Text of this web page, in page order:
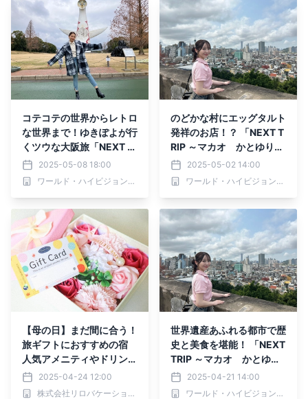
放送！
コテコテの世界からレトロ
な世界まで！ゆきぽよが行
くツウな大阪旅「NEXT T
RIP ～大阪 レトロに出会う
旅 前編/後編～」5月9日
(金)夕方6時00分からBS1
2025-05-08 18:00
ワールド・ハイビジョン・チャンネル株式会社
のどかな村にエッグタルト
発祥のお店！？ 「NEXT T
RIP ～マカオ かとゆりの
満腹さんぽ 後編～」 5月
4日(日)夕方6時30分から
BS12で放送！
2025-05-02 14:00
ワールド・ハイビジョン・チャンネル株式会社
【母の日】まだ間に合う！
旅ギフトにおすすめの宿
人気アメニティやドリンク
飲み放題付きプランも
2025-04-24 12:00
株式会社リロバケーションズ
世界遺産あふれる都市で歴
史と美食を堪能！ 「NEXT
TRIP ～マカオ かとゆり
の満腹さんぽ 前編～」 4
月24日(木)夕方6時30分
2025-04-21 14:00
ワールド・ハイビジョン・チャンネル株式会社